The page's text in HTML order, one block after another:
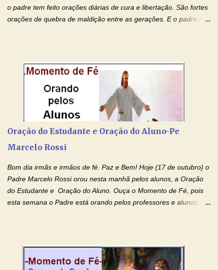
o padre tem feito orações diárias de cura e libertação. São fortes
orações de quebra de maldição entre as gerações. E o padre tem
por estas valiosas orações. Tenham um lindo fim de semana na
paz de Jesus Cristo e no amor de Maria Santíssima. Adriana-
Devoção e Fé Clique para acessar: Facebook Padre Marcelo
Rossi Site Padre Marcelo Rossi (para ouvir o Momento de Fé)
Tocai, Cura! E Restaura! "Jesus, no poder de Seu Nome, peço
gerações, através de todas as raízes da minha árvore
genealógica. Que o Sangue de Jesus, purificador e vivificante,
Oração do Estudante e Oração do Aluno-Pe
Marcelo Rossi
Bom dia irmãs e irmãos de fé. Paz e Bem! Hoje (17 de outubro) o
Padre Marcelo Rossi orou nesta manhã pelos alunos, a Oração
do Estudante e Oração do Aluno. Ouça o Momento de Fé, pois
esta semana o Padre está orando pelos professores e alunos.
intelectualmente e espiritualmente para o dia da prova. Confie no
amor Ágape de Jesus e no amor materno de Nossa Senhora.